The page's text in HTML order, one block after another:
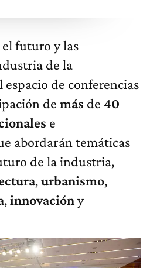
futuro y las
de la
de conferencias
de más de 40
e
abordarán temáticas
de la industria,
,urbanismo,
,innovacióny